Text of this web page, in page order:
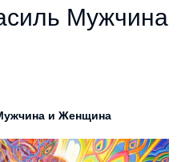
Мужчина
и Женщина